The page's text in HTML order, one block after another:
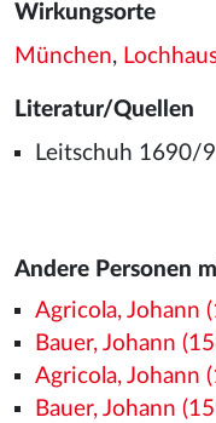
Wirkungsorte
München,
Literatur/Quellen
Leitschuh 1690/
Andere Personen
Agricola, Johann
Bauer, Johann
Agricola, Johann
Bauer, Johann